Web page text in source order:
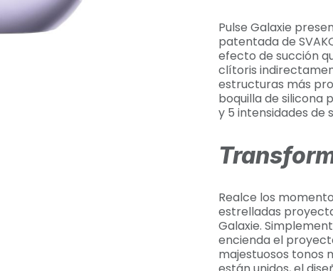
Pulse Galaxie
patentada de
efecto de succión
clítoris
estructuras más
boquilla de silicona
y 5 intensidades de
Realce los
estrelladas
Galaxie.
encienda el
majestuosos tonos